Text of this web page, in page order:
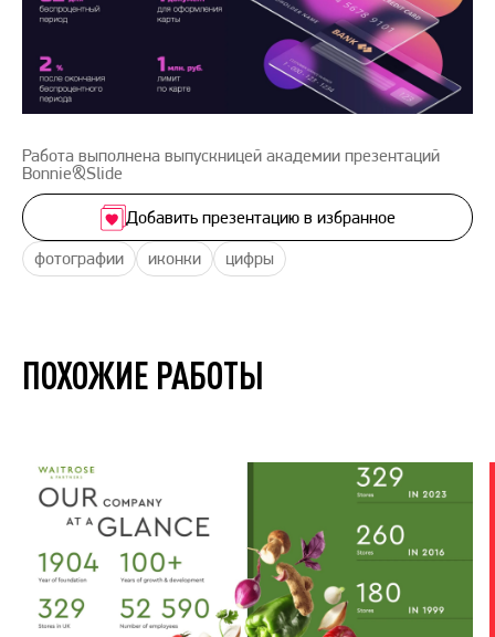
Работа выполнена выпускницей академии презентаций
Bonnie&Slide
фотографии иконки цифры
Добавить презентацию в избранное
ПОХОЖИЕ РАБОТЫ